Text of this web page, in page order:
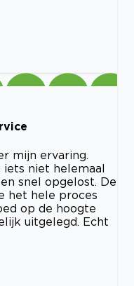
mijn ervaring.
niet helemaal
snel opgelost. De
het hele proces
op de hoogte
uitgelegd. Echt